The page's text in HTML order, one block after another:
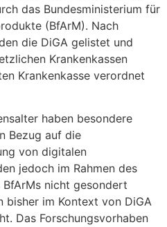
das Bundesministerium für
(BfArM). Nach
die DiGA gelistet und
Krankenkassen
Krankenkasse verordnet
haben besondere
Bezug auf die
von digitalen
jedoch im Rahmen des
nicht gesondert
bisher im Kontext von DiGA
Das Forschungsvorhaben